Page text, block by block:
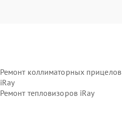
Ремонт коллиматорных прицелов
iRay
Ремонт тепловизоров iRay